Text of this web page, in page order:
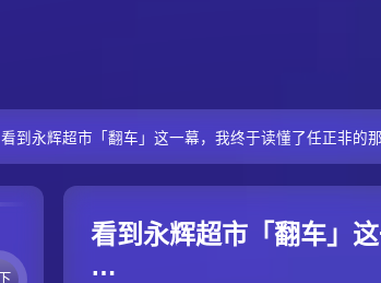
看到永辉超市「翻车」这一幕，我终于读懂了任正非的
看到永辉超市「翻车」
…